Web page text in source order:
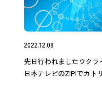
2022.12.08
先日行われましたウクラ
日本テレビのZIP!でカ